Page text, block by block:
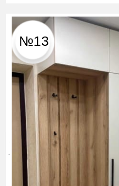
№13